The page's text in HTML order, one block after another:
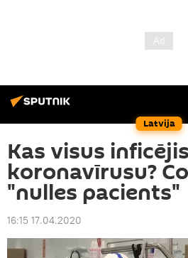
Latvija
Kas visus
koronavīrusu?
"nulles pacients"
16:15 17.04.2020